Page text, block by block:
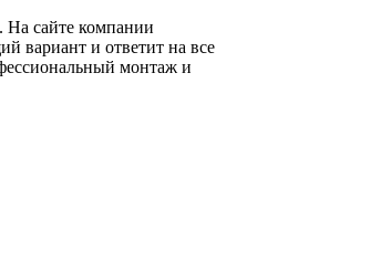
На сайте компании
вариант и ответит на все
монтаж и